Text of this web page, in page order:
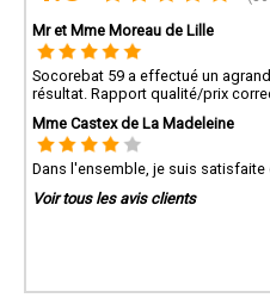
Mr et Mme Moreau de Lille
Socorebat 59 a effectué un
résultat. Rapport qualité/prix
Mme Castex de La Madeleine
Dans l'ensemble, je suis
Voir tous les avis clients